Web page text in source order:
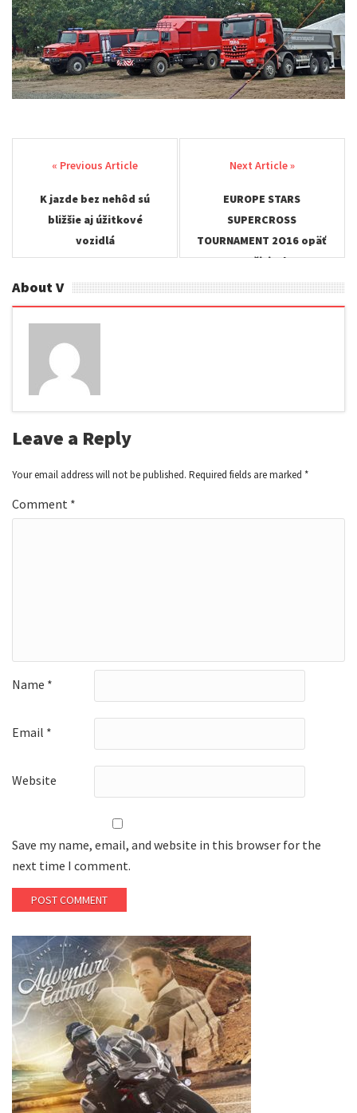
navigation
K jazde bez nehôd sú
bližšie aj úžitkové
vozidlá
EUROPE STARS
SUPERCROSS
TOURNAMENT 2O16 opäť
v Kočiciach!
About V
Leave a Reply
Your email address will not be published. Required fields are marked *
Comment *
Name *
Email *
Website
Save my name, email, and website in this browser for the
next time I comment.